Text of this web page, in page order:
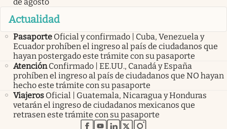
Actualidad
Pasaporte Oficial y confirmado | Cuba, Venezuela y
Ecuador prohíben el ingreso al país de ciudadanos que
hayan postergado este trámite con su pasaporte
Atención Confirmado | EE.UU., Canadá y España
prohíben el ingreso al país de ciudadanos que NO hayan
hecho este trámite con su pasaporte
Viajeros Oficial | Guatemala, Nicaragua y Honduras
vetarán el ingreso de ciudadanos mexicanos que
retrasen este trámite con su pasaporte
abre en nueva pestaña
abre en nueva pestaña
abre en nueva pestaña
abre en nueva pestaña
abre en nueva pestaña